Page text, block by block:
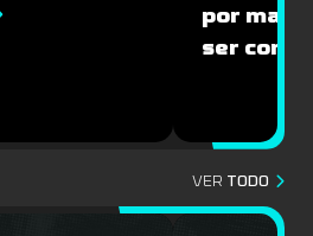
por
ser
VER TODO